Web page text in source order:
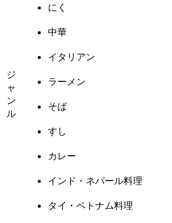
ジ
ャ
ン
ル
にく
中華
イタリアン
ラーメン
そば
すし
カレー
インド・ネパール料理
タイ・ベトナム料理